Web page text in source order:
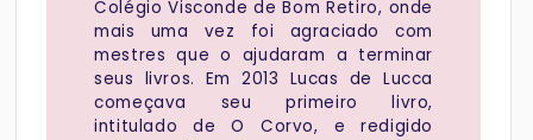
Colégio Visconde de Bom Retiro, onde
mais uma vez foi agraciado com
mestres que o ajudaram a terminar
seus livros. Em 2013 Lucas de Lucca
começava seu primeiro livro,
intitulado de O Corvo, e redigido